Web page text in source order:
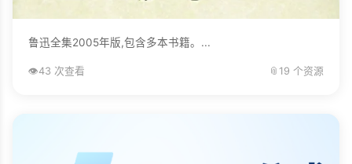
鲁迅全集2005年版,包含多本书籍。...
👁️43 次查看 📎 19 个资源